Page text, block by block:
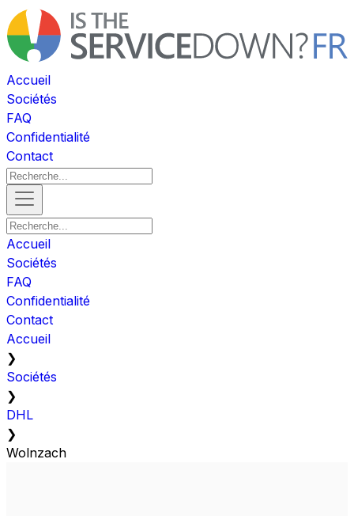
Accueil
Sociétés
FAQ
Confidentialité
Contact
Accueil
Sociétés
FAQ
Confidentialité
Contact
Accueil
❯
Sociétés
❯
DHL
❯
Wolnzach